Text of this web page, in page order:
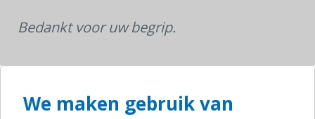
Bedankt voor uw begrip.
Het Ombudsrail Team
We maken gebruik van